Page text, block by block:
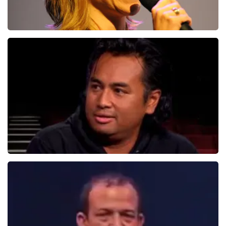
reviews
876+reviews